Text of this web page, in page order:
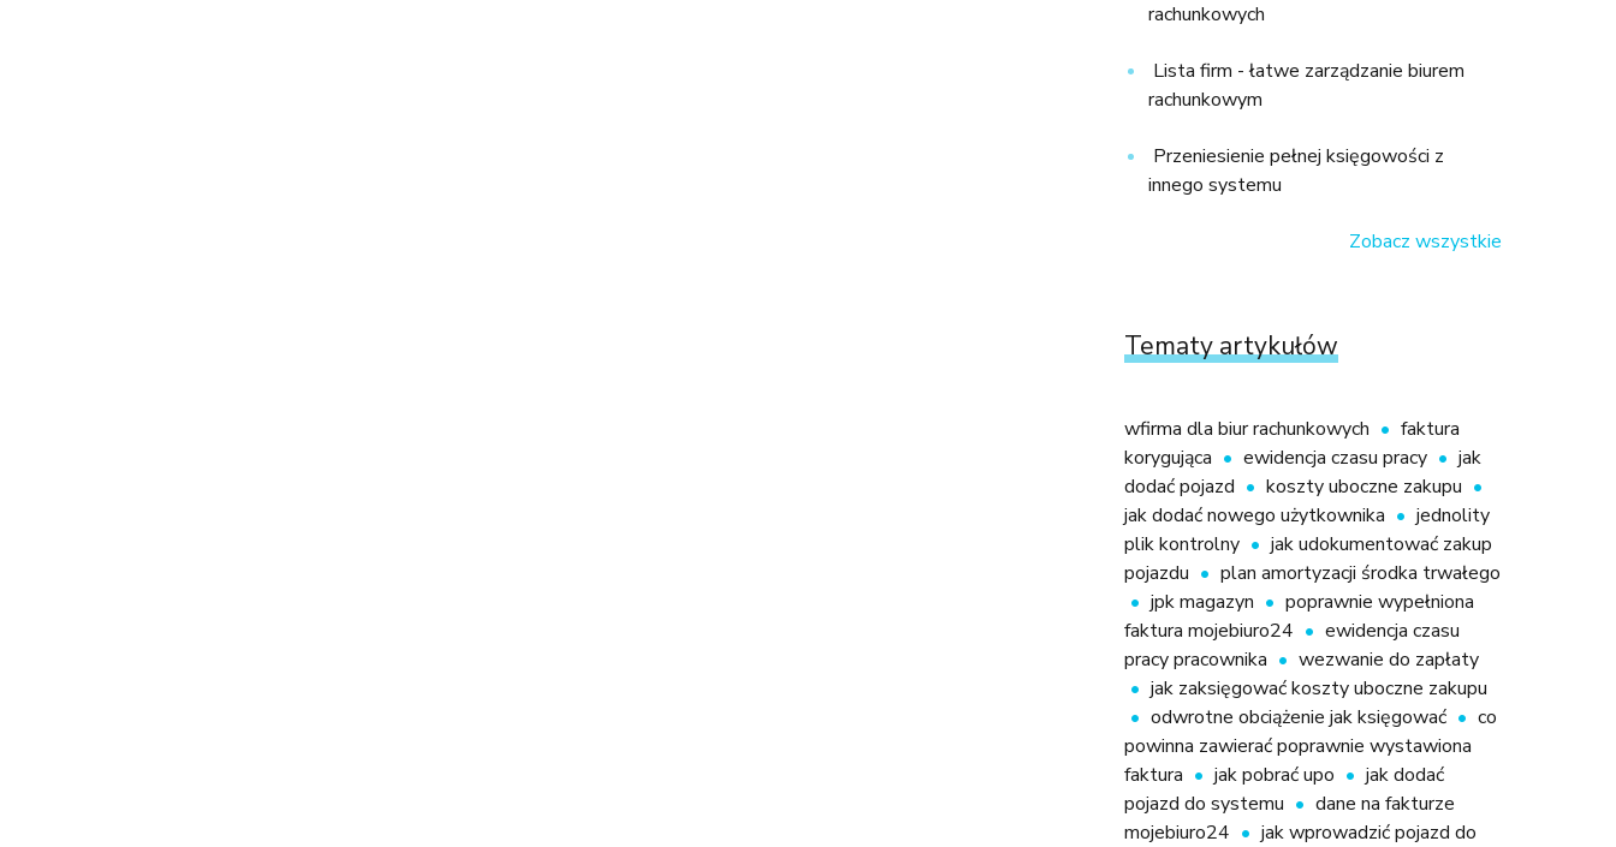
rachunkowych
Lista firm - łatwe zarządzanie biurem
rachunkowym
Przeniesienie pełnej księgowości z
innego systemu
Zobacz wszystkie
Tematy artykułów
wfirma dla biur rachunkowych
faktura
korygująca
ewidencja czasu pracy
jak
dodać pojazd
koszty uboczne zakupu
jak dodać nowego użytkownika
jednolity
plik kontrolny
jak udokumentować zakup
pojazdu
plan amortyzacji środka trwałego
jpk magazyn
poprawnie wypełniona
faktura mojebiuro24
ewidencja czasu
pracy pracownika
wezwanie do zapłaty
jak zaksięgować koszty uboczne zakupu
odwrotne obciążenie jak księgować
co
powinna zawierać poprawnie wystawiona
faktura
jak pobrać upo
jak dodać
pojazd do systemu
dane na fakturze
mojebiuro24
jak wprowadzić pojazd do